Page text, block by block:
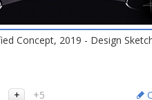
Concept, 2019 - Design
+5